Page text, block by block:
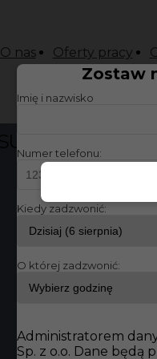
O nas Oferty pracy
Zostaw
Imię i nazwisko
Numer telefonu:
Kiedy zadzwonić:
O której zadzwonić:
Administratorem
Sp. z o.o. Dane